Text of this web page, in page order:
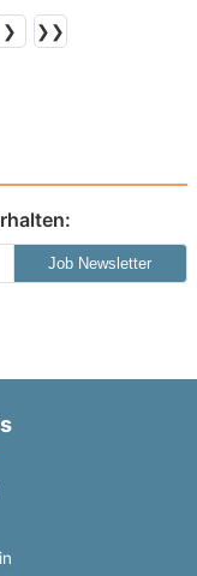
❯ ❯❯
Job Newsletter